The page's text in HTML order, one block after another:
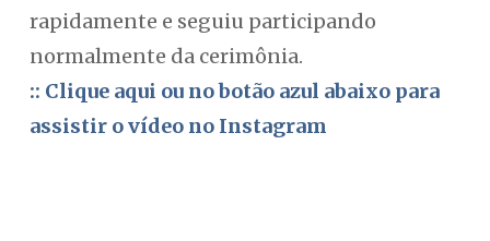
rapidamente e seguiu participando
normalmente da cerimônia.
:: Clique aqui ou no botão azul abaixo para
assistir o vídeo no Instagram